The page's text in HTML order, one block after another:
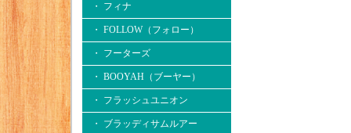
・ フィナ
・ FOLLOW（フォロー）
・ フーターズ
・ BOOYAH（ブーヤー）
・ フラッシュユニオン
・ ブラッディサムルアー